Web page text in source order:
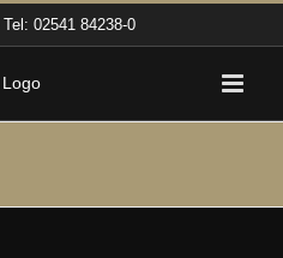
Tel: 02541 84238-0